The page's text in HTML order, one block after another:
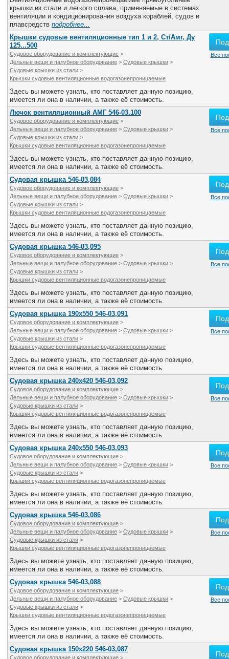
крышки из стали и легкого сплава, применяемые в системах
вентиляции и кондиционирования воздуха кораблей, судов и
плавсредств подробнее...
Крышки судовые вентиляционные тип 1 и 2, Ст/Амг, Ду
125...500
Судовое оборудование и комплектующие >
Дельные вещи и палубное оборудование > Судовые крышки >
Судовые крышки из стали >
Крышки судовые вентиляционные водогазонепроницаемые
Здесь вы можете узнать, кто поставляет данную позицию,
имеется ли она в наличии, а также её стоимость.
Все
Лючок вентиляционный АМГ 546-03.100
Судовое оборудование и комплектующие >
Дельные вещи и палубное оборудование > Судовые крышки >
Судовые крышки из стали >
Крышки судовые вентиляционные водогазонепроницаемые
Здесь вы можете узнать, кто поставляет данную позицию,
имеется ли она в наличии, а также её стоимость.
Все
Судовая крышка 546-03,084
Судовое оборудование и комплектующие >
Дельные вещи и палубное оборудование > Судовые крышки >
Судовые крышки из стали >
Крышки судовые вентиляционные водогазонепроницаемые
Здесь вы можете узнать, кто поставляет данную позицию,
имеется ли она в наличии, а также её стоимость.
Все
Судовая крышка 546-03,095
Судовое оборудование и комплектующие >
Дельные вещи и палубное оборудование > Судовые крышки >
Судовые крышки из стали >
Крышки судовые вентиляционные водогазонепроницаемые
Здесь вы можете узнать, кто поставляет данную позицию,
имеется ли она в наличии, а также её стоимость.
Все
Судовая крышка 190х550 546-03,091
Судовое оборудование и комплектующие >
Дельные вещи и палубное оборудование > Судовые крышки >
Судовые крышки из стали >
Крышки судовые вентиляционные водогазонепроницаемые
Здесь вы можете узнать, кто поставляет данную позицию,
имеется ли она в наличии, а также её стоимость.
Все
Судовая крышка 240х420 546-03,092
Судовое оборудование и комплектующие >
Дельные вещи и палубное оборудование > Судовые крышки >
Судовые крышки из стали >
Крышки судовые вентиляционные водогазонепроницаемые
Здесь вы можете узнать, кто поставляет данную позицию,
имеется ли она в наличии, а также её стоимость.
Все
Судовая крышка 240х550 546-03,093
Судовое оборудование и комплектующие >
Дельные вещи и палубное оборудование > Судовые крышки >
Судовые крышки из стали >
Крышки судовые вентиляционные водогазонепроницаемые
Здесь вы можете узнать, кто поставляет данную позицию,
имеется ли она в наличии, а также её стоимость.
Все
Судовая крышка 546-03,086
Судовое оборудование и комплектующие >
Дельные вещи и палубное оборудование > Судовые крышки >
Судовые крышки из стали >
Крышки судовые вентиляционные водогазонепроницаемые
Здесь вы можете узнать, кто поставляет данную позицию,
имеется ли она в наличии, а также её стоимость.
Все
Судовая крышка 546-03,088
Судовое оборудование и комплектующие >
Дельные вещи и палубное оборудование > Судовые крышки >
Судовые крышки из стали >
Крышки судовые вентиляционные водогазонепроницаемые
Здесь вы можете узнать, кто поставляет данную позицию,
имеется ли она в наличии, а также её стоимость.
Все
Судовая крышка 150х220 546-03,087
Судовое оборудование и комплектующие >